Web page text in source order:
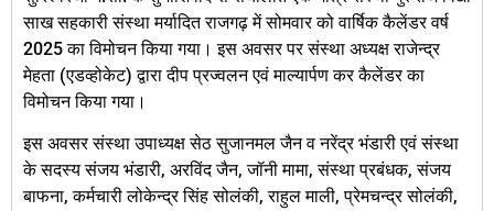
साख सहकारी संस्था मर्यादित राजगढ़ में सोमवार को वार्षिक कैलेंडर वर्ष
2025 का विमोचन किया गया। इस अवसर पर संस्था अध्यक्ष राजेन्द्र
मेहता (एडव्होकेट) द्वारा दीप प्रज्वलन एवं माल्यार्पण कर कैलेंडर का
विमोचन किया गया।
इस अवसर संस्था उपाध्यक्ष सेठ सुजानमल जैन व नरेंद्र भंडारी एवं संस्था
के सदस्य संजय भंडारी, अरविंद जैन, जॉनी मामा, संस्था प्रबंधक, संजय
बाफना, कर्मचारी लोकेन्द्र सिंह सोलंकी, राहुल माली, प्रेमचन्द्र सोलंकी,